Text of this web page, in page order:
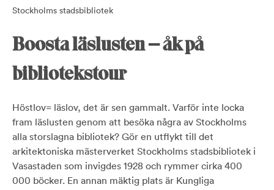
Stockholms stadsbibliotek
Boosta läslusten – åk på
bibliotekstour
Höstlov= läslov, det är sen gammalt. Varför inte locka
fram läslusten genom att besöka några av Stockholms
alla storslagna bibliotek? Gör en utflykt till det
arkitektoniska mästerverket Stockholms stadsbibliotek i
Vasastaden som invigdes 1928 och rymmer cirka 400
000 böcker. En annan mäktig plats är Kungliga